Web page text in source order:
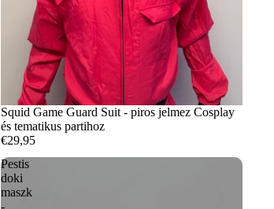
Squid Game Guard Suit - piros jelmez Cosplay
és tematikus partihoz
€29,95
Pestis
doki
maszk
-